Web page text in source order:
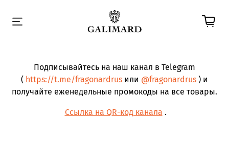
Подписывайтесь на наш канал в Telegram
( https://t.me/fragonardrus или @fragonardrus ) и
получайте еженедельные промокоды на все товары.
Ссылка на QR-код канала .